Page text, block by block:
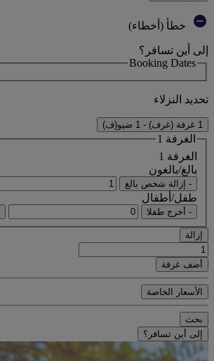
خطأ (أخطاء)
إلى أين تسافر؟
Booking Dates
تحديد النزلاء
1 غرفة (غرف) - 1 ضيو(ف)
الغرفة 1
الغرفة 1
بالغ/بالغون
- إزالة شخص بالغ
طفل/أطفال
- أخرج طفلا
إزالة
أضف غرفة
الأسعار الخاصة
بحث
إلى أين تسافر؟